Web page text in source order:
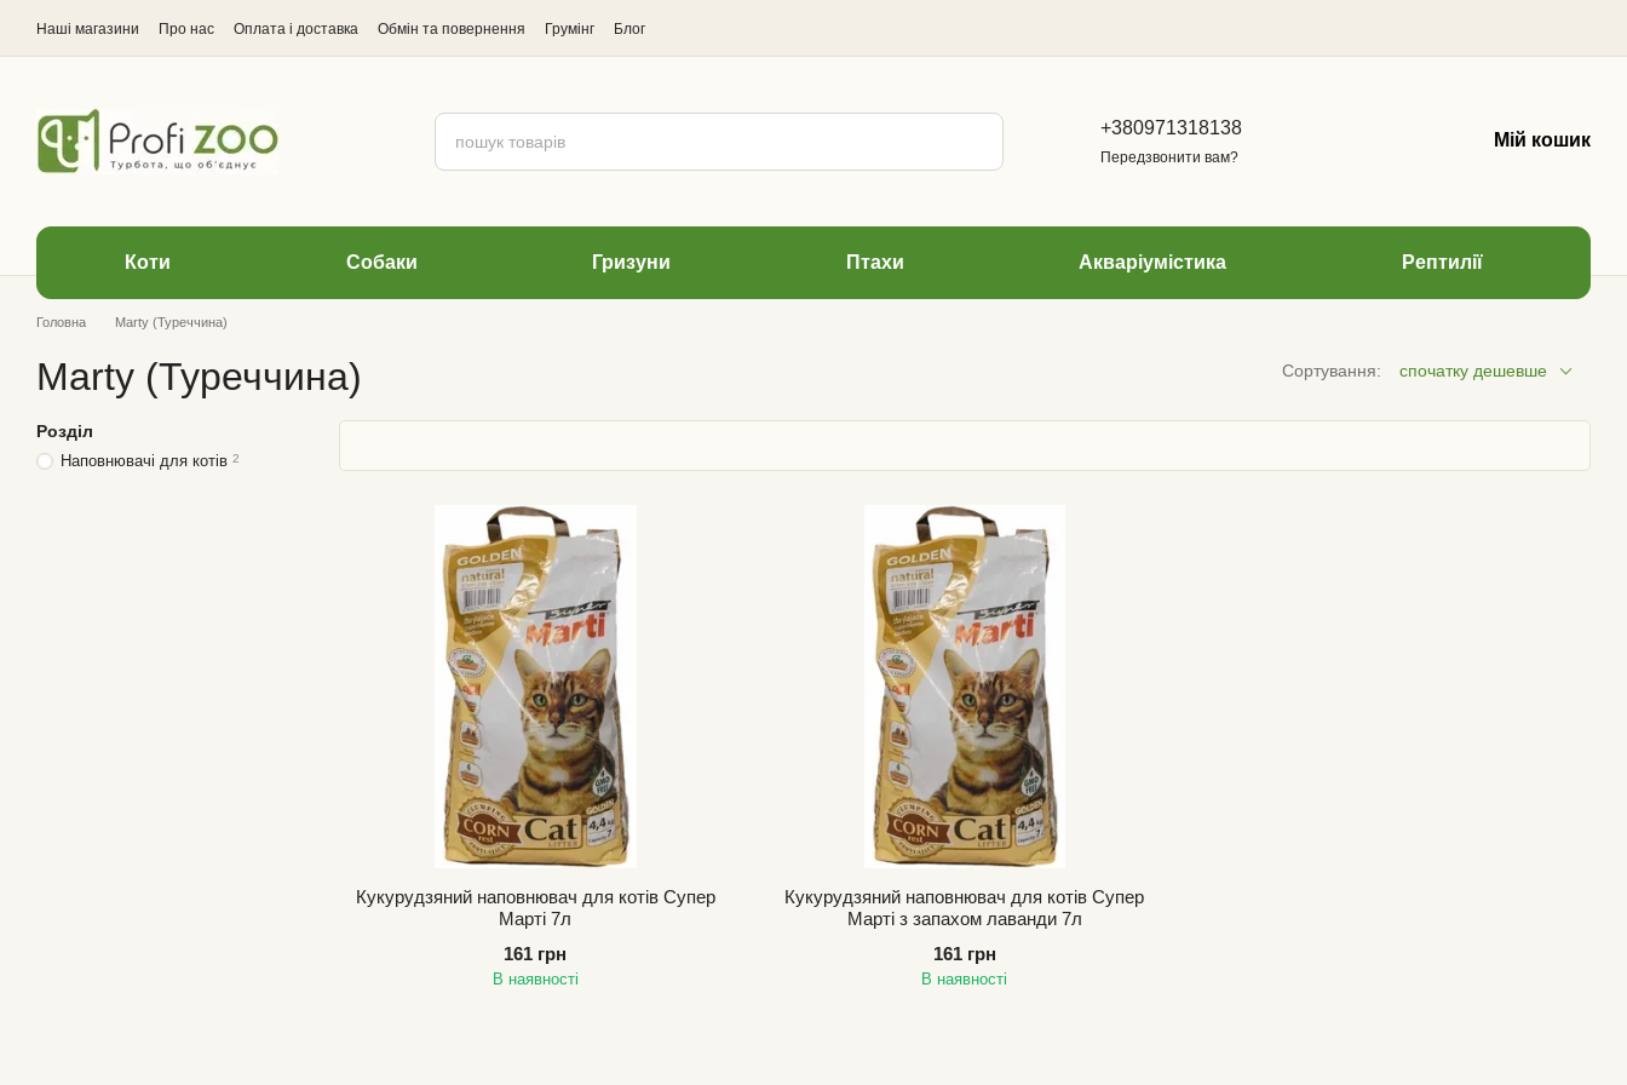
Наші магазини Про нас Оплата і доставка Обмін та повернення Грумінг
Блог
+380971318138
Передзвонити вам?
Мій кошик
Коти Cобаки Гризуни Птахи Акваріумістика Рептилії
Головна Marty (Туреччина)
Marty (Туреччина) Сортування: спочатку дешевше
Кукурудзяний наповнювач для котів Супер
Марті 7л
161 грн
В наявності
Кукурудзяний наповнювач для котів Супер
Марті з запахом лаванди 7л
161 грн
В наявності
Розділ
Наповнювачі для котів 2